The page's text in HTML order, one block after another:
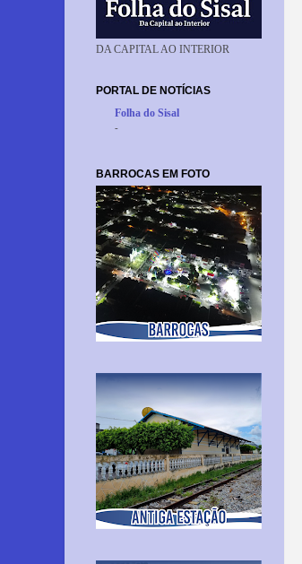
DA CAPITAL AO INTERIOR
PORTAL DE NOTÍCIAS
Folha do Sisal
-
BARROCAS EM FOTO